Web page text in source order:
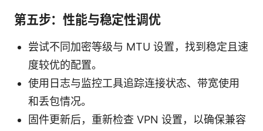
第五步：性能与稳定性调优
尝试不同加密等级与 MTU 设置，找到稳定且速
度较优的配置。
使用日志与监控工具追踪连接状态、带宽使用
和丢包情况。
固件更新后，重新检查 VPN 设置，以确保兼容